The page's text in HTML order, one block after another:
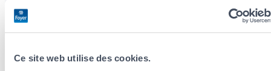
Ce site web utilise des cookies.